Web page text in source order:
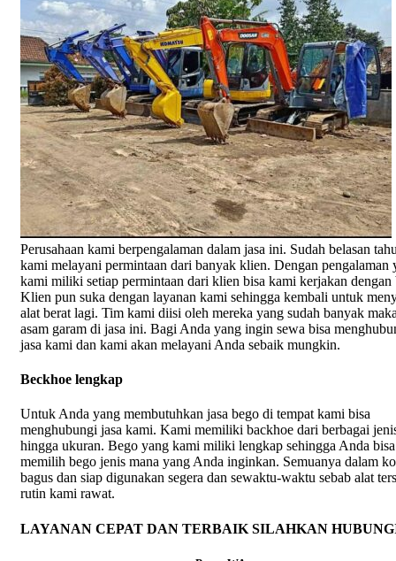
Perusahaan kami berpengalaman dalam jasa ini. Sudah belasan
kami melayani permintaan dari banyak klien. Dengan pengalaman
kami miliki setiap permintaan dari klien bisa kami kerjakan dengan
Klien pun suka dengan layanan kami sehingga kembali untuk
alat berat lagi. Tim kami diisi oleh mereka yang sudah banyak
asam garam di jasa ini. Bagi Anda yang ingin sewa bisa
jasa kami dan kami akan melayani Anda sebaik mungkin.
Beckhoe lengkap
Untuk Anda yang membutuhkan jasa bego di tempat kami bisa
menghubungi jasa kami. Kami memiliki backhoe dari berbagai
hingga ukuran. Bego yang kami miliki lengkap sehingga Anda bisa
memilih bego jenis mana yang Anda inginkan. Semuanya dalam
bagus dan siap digunakan segera dan sewaktu-waktu sebab alat
rutin kami rawat.
LAYANAN CEPAT DAN TERBAIK SILAHKAN